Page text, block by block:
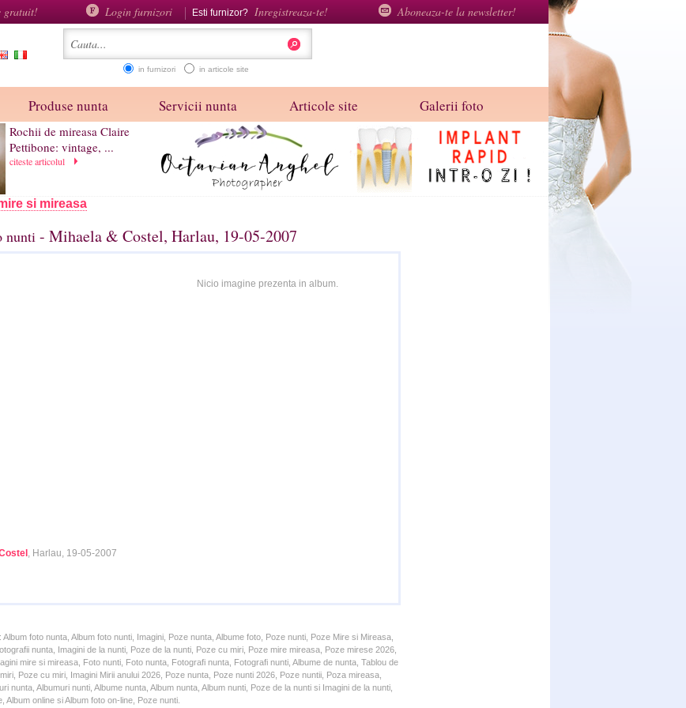
gratuit! Login furnizori Esti furnizor? Inregistreaza-te! Aboneaza-te la newsletter!
in furnizori in articole site
Produse nunta Servicii nunta Articole site Galerii foto
Rochii de mireasa Claire
Pettibone: vintage, ...
citeste articolul
si mireasa
nunti - Mihaela & Costel, Harlau, 19-05-2007
Nicio imagine prezenta in album.
, Harlau, 19-05-2007
foto nunta, Album foto nunti, Imagini, Poze nunta, Albume foto, Poze nunti, Poze Mire si Mireasa,
nunta, Imagini de la nunti, Poze de la nunti, Poze cu miri, Poze mire mireasa, Poze mirese 2026,
mire si mireasa, Foto nunti, Foto nunta, Fotografi nunta, Fotografi nunti, Albume de nunta, Tablou de
Poze cu miri, Imagini Mirii anului 2026, Poze nunta, Poze nunti 2026, Poze nuntii, Poza mireasa,
nunta, Albumuri nunti, Albume nunta, Album nunta, Album nunti, Poze de la nunti si Imagini de la nunti,
Album online si Album foto on-line, Poze nunti.